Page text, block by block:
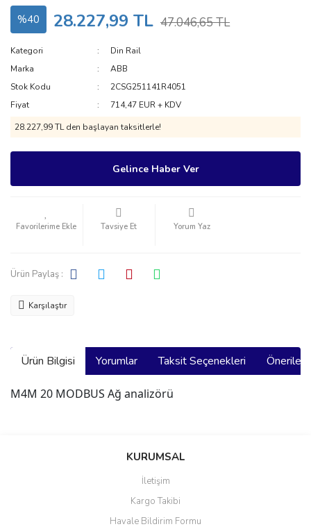
%40 28.227,99 TL 47.046,65 TL
Kategori
Din Rail
Marka
ABB
Stok Kodu
2CSG251141R4051
Fiyat
714,47 EUR + KDV
28.227,99 TL den başlayan taksitlerle!
Gelince Haber Ver
Tavsiye Et Yorum Yaz
Ürün Paylaş :
Karşılaştır
Ürün Bilgisi Yorumlar Taksit Seçenekleri
M4M 20 MODBUS Ağ analizörü
Bu ürüne ilk yorumu siz yapın!
Ürün resmi kalitesiz, bozuk veya görüntülenemiyor.
Ürün açıklamasında eksik bilgiler bulunuyor.
KURUMSAL
İletişim
Kargo Takibi
Havale Bildirim Formu